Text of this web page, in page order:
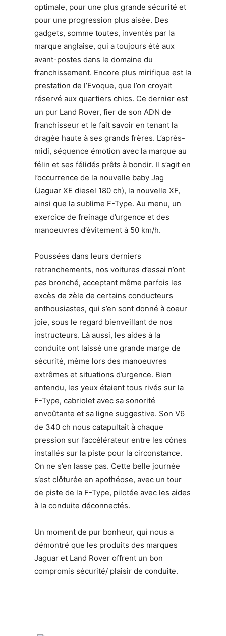
optimale, pour une plus grande sécurité et
pour une progression plus aisée. Des
gadgets, somme toutes, inventés par la
marque anglaise, qui a toujours été aux
avant-postes dans le domaine du
franchissement. Encore plus mirifique est la
prestation de l’Evoque, que l’on croyait
réservé aux quartiers chics. Ce dernier est
un pur Land Rover, fier de son ADN de
franchisseur et le fait savoir en tenant la
dragée haute à ses grands frères. L’après-
midi, séquence émotion avec la marque au
félin et ses félidés prêts à bondir. Il s’agit en
l’occurrence de la nouvelle baby Jag
(Jaguar XE diesel 180 ch), la nouvelle XF,
ainsi que la sublime F-Type. Au menu, un
exercice de freinage d’urgence et des
manoeuvres d’évitement à 50 km/h.
Poussées dans leurs derniers
retranchements, nos voitures d’essai n’ont
pas bronché, acceptant même parfois les
excès de zèle de certains conducteurs
enthousiastes, qui s’en sont donné à coeur
joie, sous le regard bienveillant de nos
instructeurs. Là aussi, les aides à la
conduite ont laissé une grande marge de
sécurité, même lors des manoeuvres
extrêmes et situations d’urgence. Bien
entendu, les yeux étaient tous rivés sur la
F-Type, cabriolet avec sa sonorité
envoûtante et sa ligne suggestive. Son V6
de 340 ch nous catapultait à chaque
pression sur l’accélérateur entre les cônes
installés sur la piste pour la circonstance.
On ne s’en lasse pas. Cette belle journée
s’est clôturée en apothéose, avec un tour
de piste de la F-Type, pilotée avec les aides
à la conduite déconnectés.
Un moment de pur bonheur, qui nous a
démontré que les produits des marques
Jaguar et Land Rover offrent un bon
compromis sécurité/ plaisir de conduite.